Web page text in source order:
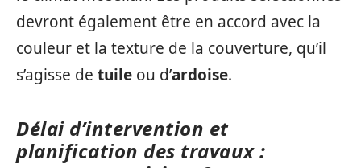
devront également être en accord avec la
couleur et la texture de la couverture, qu’il
s’agisse de tuile ou d’ardoise.
Délai d’intervention et
planification des travaux :